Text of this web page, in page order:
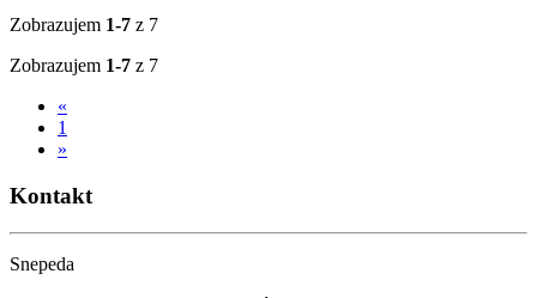
Zobrazujem 1-7 z 7
Zobrazujem 1-7 z 7
«
1
»
Kontakt
Snepeda